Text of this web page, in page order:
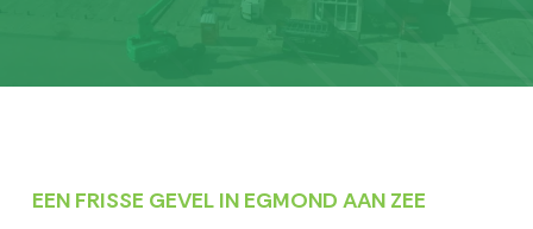
EEN FRISSE GEVEL IN EGMOND AAN ZEE